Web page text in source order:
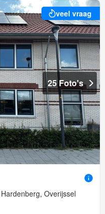
veel vraag
25 Foto's
Overijssel